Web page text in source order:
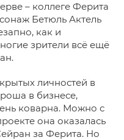
– коллеге Ферита
Бетюль Актель
как и
зрители всё ещё
личностей в
в бизнесе,
коварна. Можно с
она оказалась
за Ферита. Но